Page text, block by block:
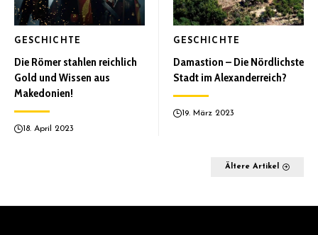
GESCHICHTE
Die Römer stahlen reichlich
Gold und Wissen aus
Makedonien!
18. April 2023
GESCHICHTE
Damastion – Die Nördlichste
Stadt im Alexanderreich?
19. März 2023
Ältere Artikel